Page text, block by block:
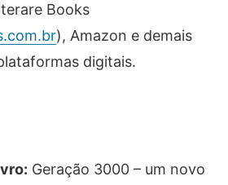
Books
), Amazon e demais
digitais.
Geração 3000 – um novo